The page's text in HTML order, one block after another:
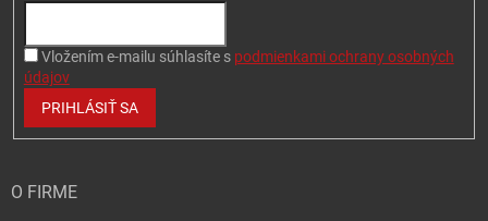
Vložením e-mailu súhlasíte s podmienkami ochrany osobných
údajov
PRIHLÁSIŤ SA
O FIRME